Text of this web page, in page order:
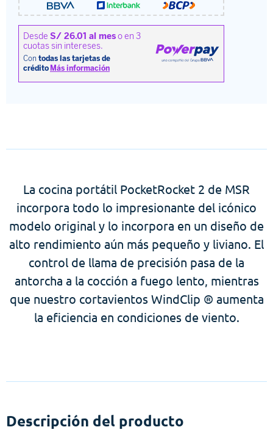
La cocina portátil PocketRocket 2 de MSR
incorpora todo lo impresionante del icónico
modelo original y lo incorpora en un diseño de
alto rendimiento aún más pequeño y liviano. El
control de llama de precisión pasa de la
antorcha a la cocción a fuego lento, mientras
que nuestro cortavientos WindClip ® aumenta
la eficiencia en condiciones de viento.
Descripción del producto